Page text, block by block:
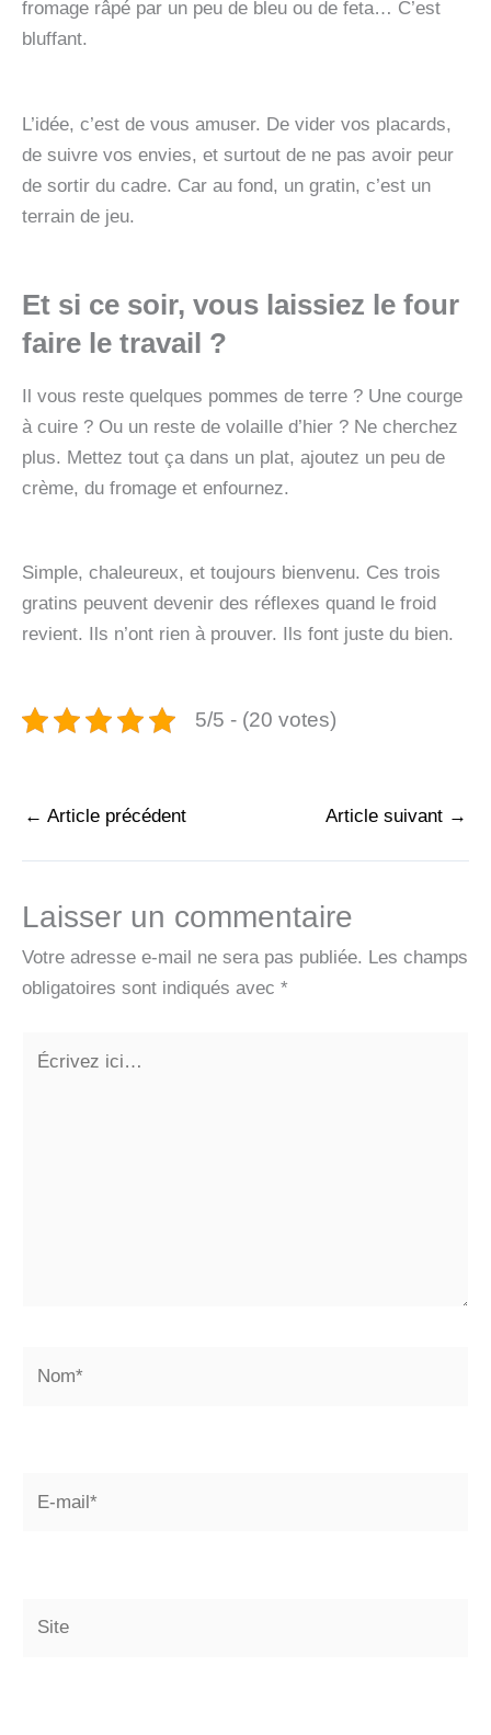
fromage râpé par un peu de bleu ou de feta… C’est
bluffant.
L’idée, c’est de vous amuser. De vider vos placards,
de suivre vos envies, et surtout de ne pas avoir peur
de sortir du cadre. Car au fond, un gratin, c’est un
terrain de jeu.
Et si ce soir, vous laissiez le four
faire le travail ?
Il vous reste quelques pommes de terre ? Une courge
à cuire ? Ou un reste de volaille d’hier ? Ne cherchez
plus. Mettez tout ça dans un plat, ajoutez un peu de
crème, du fromage et enfournez.
Simple, chaleureux, et toujours bienvenu. Ces trois
gratins peuvent devenir des réflexes quand le froid
revient. Ils n’ont rien à prouver. Ils font juste du bien.
5/5 - (20 votes)
← Article précédent Article suivant →
Laisser un commentaire
Votre adresse e-mail ne sera pas publiée. Les champs
obligatoires sont indiqués avec *